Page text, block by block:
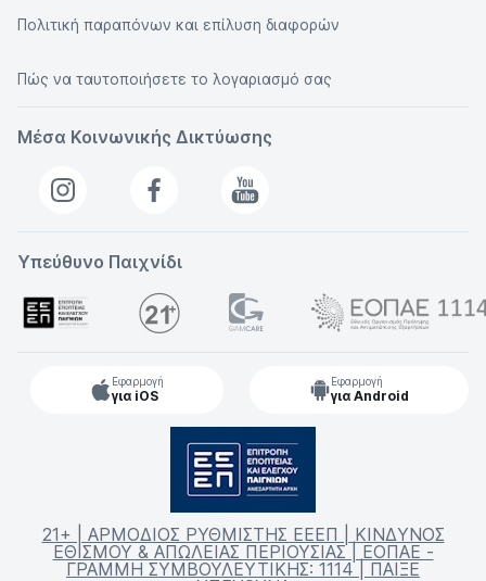
Πολιτική παραπόνων και επίλυση διαφορών
Πώς να ταυτοποιήσετε το λογαριασμό σας
Μέσα Κοινωνικής Δικτύωσης
Υπεύθυνο Παιχνίδι
Εφαρμογή
για iOS
Εφαρμογή
για Android
21+ | ΑΡΜΟΔΙΟΣ ΡΥΘΜΙΣΤΗΣ ΕΕΕΠ | ΚΙΝΔΥΝΟΣ
ΕΘΙΣΜΟΥ & ΑΠΩΛΕΙΑΣ ΠΕΡΙΟΥΣΙΑΣ | ΕΟΠΑΕ -
ΓΡΑΜΜΗ ΣΥΜΒΟΥΛΕΥΤΙΚΗΣ: 1114 | ΠΑΙΞΕ